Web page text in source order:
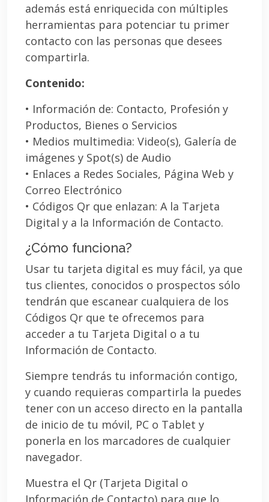
además está enriquecida con múltiples
herramientas para potenciar tu primer
contacto con las personas que desees
compartirla.
Contenido:
• Información de: Contacto, Profesión y
Productos, Bienes o Servicios
• Medios multimedia: Video(s), Galería de
imágenes y Spot(s) de Audio
• Enlaces a Redes Sociales, Página Web y
Correo Electrónico
• Códigos Qr que enlazan: A la Tarjeta
Digital y a la Información de Contacto.
¿Cómo funciona?
Usar tu tarjeta digital es muy fácil, ya que
tus clientes, conocidos o prospectos sólo
tendrán que escanear cualquiera de los
Códigos Qr que te ofrecemos para
acceder a tu Tarjeta Digital o a tu
Información de Contacto.
Siempre tendrás tu información contigo,
y cuando requieras compartirla la puedes
tener con un acceso directo en la pantalla
de inicio de tu móvil, PC o Tablet y
ponerla en los marcadores de cualquier
navegador.
Muestra el Qr (Tarjeta Digital o
Información de Contacto) para que lo